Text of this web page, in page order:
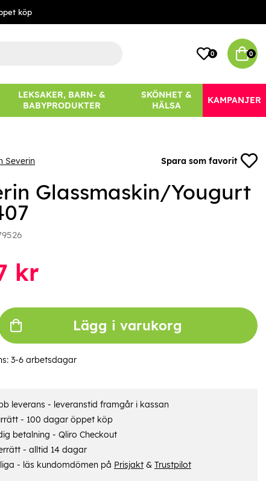
köp
0 0
LEKSAKER, BARN- &
BABYPRODUKTER
SKÖNHET &
HÄLSA
KAMPANJER
Severin Spara som favorit
Glassmaskin/Yougurt
kr
Lägg i varukorg
3-6 arbetsdagar
leverans - leveranstid framgår i kassan
- 100 dagar öppet köp
betalning - Qliro Checkout
- alltid 14 dagar
- läs kundomdömen på Prisjakt& Trustpilot